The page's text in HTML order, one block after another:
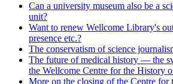
Can a university museum also be a
unit?
Want to renew Wellcome Library's
presence etc.?
The conservatism of science
The future of medical history — the
the Wellcome Centre for the History
More on the closing of the Centre